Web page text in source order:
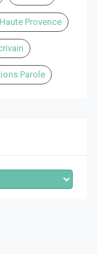
Provence
Parole